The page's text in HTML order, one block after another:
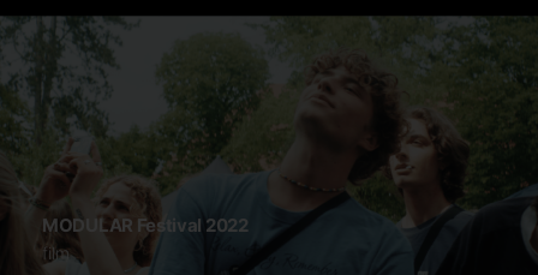
MODULAR Festival 2022
film